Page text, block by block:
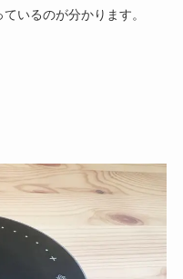
いるのが分かります。